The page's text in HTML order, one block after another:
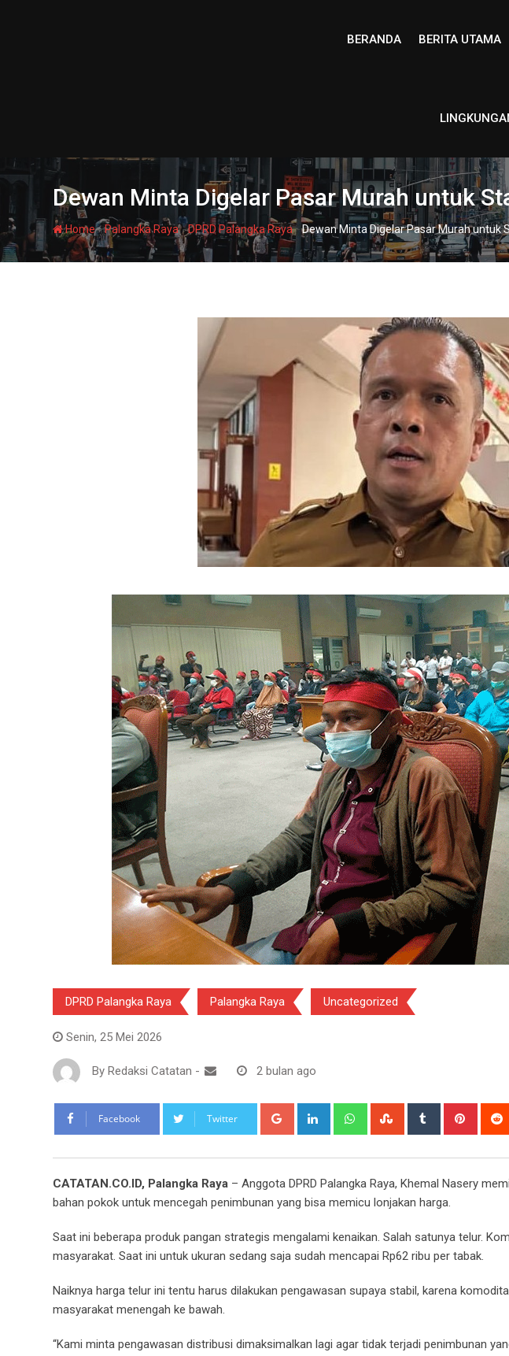
BERANDA BERITA UTAMA
Dewan Minta Digelar Pasar Murah untuk
Home-Palangka Raya-DPRD Palangka Raya-Dewan Minta Digelar Pasar Murah untuk
DPRD Palangka Raya Palangka Raya Uncategorized
Senin, 25 Mei 2026
By Redaksi Catatan - 2 bulan ago
Facebook Twitter Google+ LinkedIn WhatsappStumbleUpon
Tumblr
CATATAN.CO.ID, Palangka Raya – Anggota DPRD Palangka Raya, Khemal Nasery
bahan pokok untuk mencegah penimbunan yang bisa memicu lonjakan harga.
Saat ini beberapa produk pangan strategis mengalami kenaikan. Salah satunya telur.
masyarakat. Saat ini untuk ukuran sedang saja sudah mencapai Rp62 ribu per tabak.
Naiknya harga telur ini tentu harus dilakukan pengawasan supaya stabil, karena
masyarakat menengah ke bawah.
“Kami minta pengawasan distribusi dimaksimalkan lagi agar tidak terjadi penimbunan